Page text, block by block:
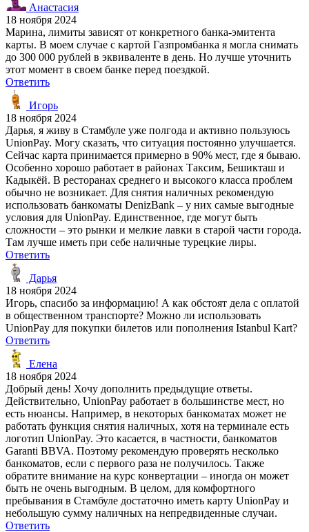
Анастасия
18 ноября 2024
Марина, лимиты зависят от конкретного банка-эмитента
карты. В моем случае с картой Газпромбанка я могла снимать
до 300 000 рублей в эквиваленте в день. Но лучше уточнить
этот момент в своем банке перед поездкой.
Ответить
Игорь
18 ноября 2024
Дарья, я живу в Стамбуле уже полгода и активно пользуюсь
UnionPay. Могу сказать, что ситуация постоянно улучшается.
Сейчас карта принимается примерно в 90% мест, где я бываю.
Особенно хорошо работает в районах Таксим, Бешикташ и
Кадыкёй. В ресторанах среднего и высокого класса проблем
обычно не возникает. Для снятия наличных рекомендую
использовать банкоматы DenizBank – у них самые выгодные
условия для UnionPay. Единственное, где могут быть
сложности – это рынки и мелкие лавки в старой части города.
Там лучше иметь при себе наличные турецкие лиры.
Ответить
Дарья
18 ноября 2024
Игорь, спасибо за информацию! А как обстоят дела с оплатой
в общественном транспорте? Можно ли использовать
UnionPay для покупки билетов или пополнения Istanbul Kart?
Ответить
Елена
18 ноября 2024
Добрый день! Хочу дополнить предыдущие ответы.
Действительно, UnionPay работает в большинстве мест, но
есть нюансы. Например, в некоторых банкоматах может не
работать функция снятия наличных, хотя на терминале есть
логотип UnionPay. Это касается, в частности, банкоматов
Garanti BBVA. Поэтому рекомендую проверять несколько
банкоматов, если с первого раза не получилось. Также
обратите внимание на курс конвертации – иногда он может
быть не очень выгодным. В целом, для комфортного
пребывания в Стамбуле достаточно иметь карту UnionPay и
небольшую сумму наличных на непредвиденные случаи.
Ответить